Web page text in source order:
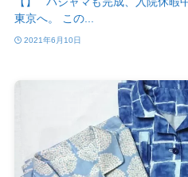
東京へ。 この...
2021年6月10日